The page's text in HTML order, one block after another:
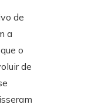
de
a
o
de